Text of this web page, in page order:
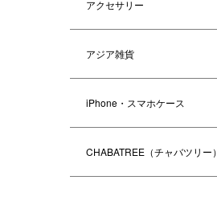
アクセサリー
アジア雑貨
iPhone・スマホケース
CHABATREE（チャバツリー）